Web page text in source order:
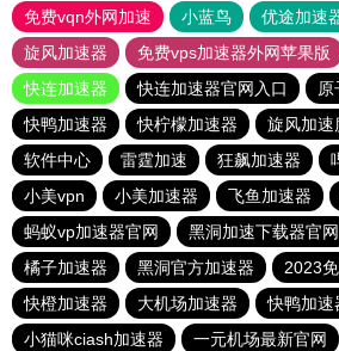
免费vqn外网加速
小蓝鸟 优途加速
旋风加速器
免费vps加速器外网苹果版
快连加速器
快连加速器官网入口
原
快鸭加速器
快柠檬加速器 旋风加速
软件中心
雷霆加速 狂飙加速器
小美vpn
小美加速器 飞鱼加速器
蚂蚁vp加速器官网
黑洞加速下载器官网
橘子加速器
黑洞官方加速器
2023
快橙加速器
大机场加速器
快鸭加速
小猫咪ciash加速器
一元机场最新官网